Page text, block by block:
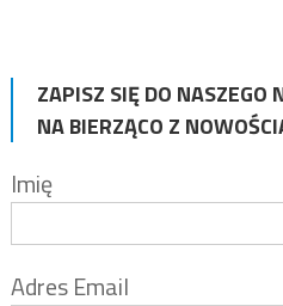
ZAPISZ SIĘ DO NASZEGO
NA BIERZĄCO Z
Imię
Adres Email